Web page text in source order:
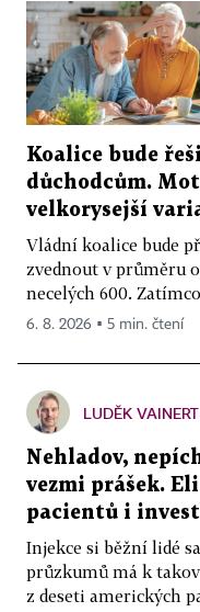
Koalice bude
důchodcům.
velkorysejší
Vládní koalice bude
zvednout v průměru
necelých 600.
6. 8. 2026 ▪ 5 min. čtení
LUDĚK VAINERT
Nehladov,
vezmi prášek.
pacientů i
Injekce si běžní lidé
průzkumů má k
z deseti amerických